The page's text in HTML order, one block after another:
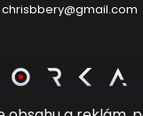
chrisbbery@gmail.com